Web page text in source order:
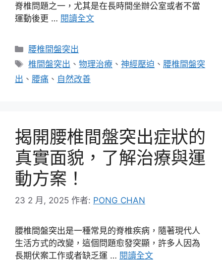
脊椎問題之一，尤其是在長時間坐辦公室或者不當
運動後更 … 閱讀全文
分
類
腰椎間盤突出
標
籤
椎間盤突出 、物理治療 、神經壓迫 、 腰椎間盤突
出 、 腰痛 、 自然改善
揭開腰椎間盤突出症狀的
真實面貌，了解治療與運
動方案！
23 2 月, 2025 作者: PONG CHAN
腰椎間盤突出是一種常見的脊椎疾病，隨著現代人
生活方式的改變，這個問題愈發突顯，許多人因為
長期伏案工作或者缺乏運 … 閱讀全文